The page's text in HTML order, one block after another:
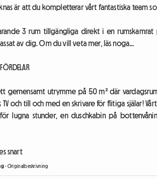
är att du kompletterar vårt fantastiska team
3 rum tillgängliga direkt i en
av dig. Om du vill veta mer, läs noga...
FÖRDELAR
gemensamt utrymme på 50 m² där
TV och till och med en skrivare för flitiga själar!
lugna stunder, en duschkabin på
snart
-Originalbeskrivning